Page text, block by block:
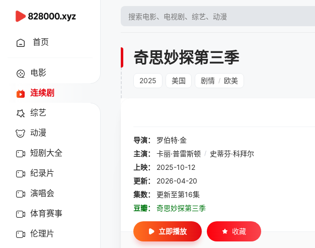
首页
电影
连续剧
综艺
动漫
短剧大全
纪录片
演唱会
体育赛事
伦理片
奇思妙探第三季
2025 美国 剧情 / 欧美
导演：
罗伯特·金
主演：
卡丽·普雷斯顿 / 史蒂芬·科拜尔
上映：
2025-10-12
更新：
2026-04-20
集数：
更新至第16集
豆瓣：
奇思妙探第三季
立即播放 收藏